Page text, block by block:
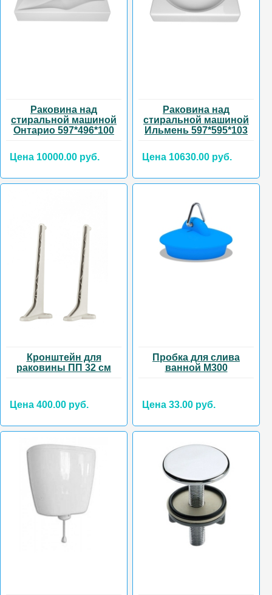
Раковина над
стиральной машиной
Онтарио 597*496*100
Цена 10000.00 руб.
Раковина над
стиральной машиной
Ильмень 597*595*103
Цена 10630.00 руб.
Кронштейн для
раковины ПП 32 см
Цена 400.00 руб.
Пробка для слива
ванной М300
Цена 33.00 руб.